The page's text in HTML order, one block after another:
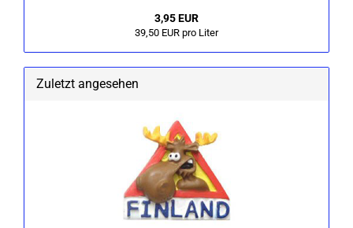
3,95 EUR
39,50 EUR pro Liter
Zuletzt angesehen